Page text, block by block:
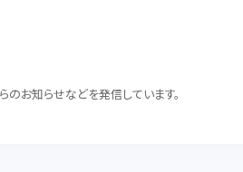
お知らせなどを発信しています。